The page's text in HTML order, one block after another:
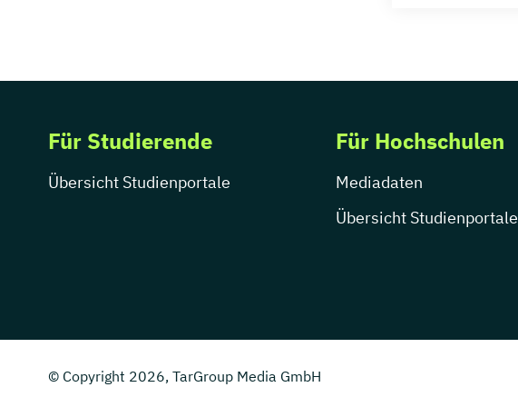
Für Studierende
Übersicht Studienportale
Für Hochschulen
Mediadaten
Übersicht Studienportale
© Copyright 2026, TarGroup Media GmbH